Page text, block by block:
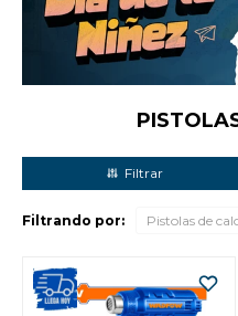
Filtrando por: Pistolas de
Herramientas y
Electrodomésticos
Tecnología
Deportes